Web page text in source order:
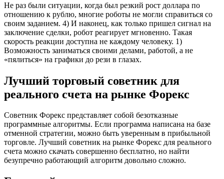
Не раз были ситуации, когда был резкий рост доллара по
отношению к рублю, многие роботы не могли справиться со
своим заданием. 4) И наконец, как только пришел сигнал на
заключение сделки, робот реагирует мгновенно. Такая
скорость реакции доступна не каждому человеку. 1)
Возможность заниматься своими делами, работой, а не
«пялиться» на графики до рези в глазах.
Лучший торговый советник для
реального счета на рынке Форекс
Советник Форекс представляет собой безотказные
программные алгоритмы. Если программа написана на базе
отменной стратегии, можно быть уверенным в прибыльной
торговле. Лучший советник на рынке Форекс для реального
счета можно скачать совершенно бесплатно, но найти
безупречно работающий алгоритм довольно сложно.